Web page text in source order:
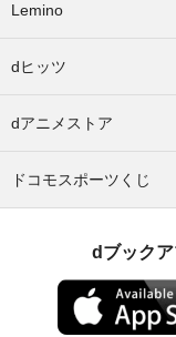
Lemino
dヒッツ
dアニメストア
ドコモスポーツくじ
dブック